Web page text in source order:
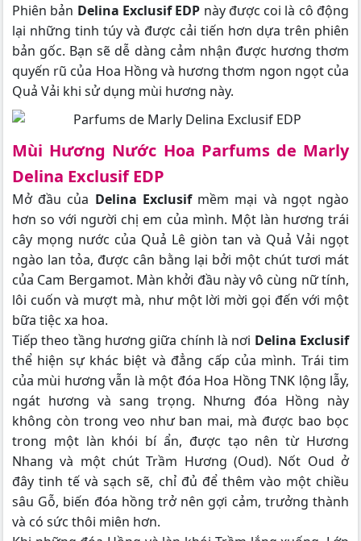
Phiên bản Delina Exclusif EDP này được coi là cô động
lại những tinh túy và được cải tiến hơn dựa trên phiên
bản gốc. Bạn sẽ dễ dàng cảm nhận được hương thơm
quyến rũ của Hoa Hồng và hương thơm ngon ngọt của
Quả Vải khi sử dụng mùi hương này.
Mùi Hương Nước Hoa Parfums de Marly
Delina Exclusif EDP
Mở đầu của Delina Exclusifmềm mại và ngọt ngào
hơn so với người chị em của mình. Một làn hương trái
cây mọng nước của Quả Lê giòn tan và Quả Vải ngọt
ngào lan tỏa, được cân bằng lại bởi một chút tươi mát
của Cam Bergamot. Màn khởi đầu này vô cùng nữ tính,
lôi cuốn và mượt mà, như một lời mời gọi đến với một
bữa tiệc xa hoa.
Tiếp theo tầng hương giữa chính là nơi Delina Exclusif
thể hiện sự khác biệt và đẳng cấp của mình. Trái tim
của mùi hương vẫn là một đóa Hoa Hồng TNK lộng lẫy,
ngát hương và sang trọng. Nhưng đóa Hồng này
không còn trong veo như ban mai, mà được bao bọc
trong một làn khói bí ẩn, được tạo nên từ Hương
Nhang và một chút Trầm Hương (Oud). Nốt Oud ở
đây tinh tế và sạch sẽ, chỉ đủ để thêm vào một chiều
sâu Gỗ, biến đóa hồng trở nên gợi cảm, trưởng thành
và có sức thôi miên hơn.